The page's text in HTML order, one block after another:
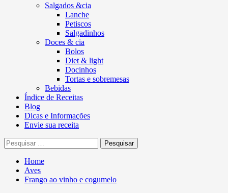
Salgados &cia
Lanche
Petiscos
Salgadinhos
Doces & cia
Bolos
Diet & light
Docinhos
Tortas e sobremesas
Bebidas
Índice de Receitas
Blog
Dicas e Informações
Envie sua receita
Pesquisar
por:
Home
Aves
Frango ao vinho e cogumelo